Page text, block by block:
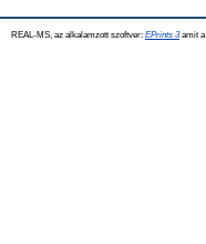
REAL-MS, az alkalamzott szoftver: EPrints 3amit a